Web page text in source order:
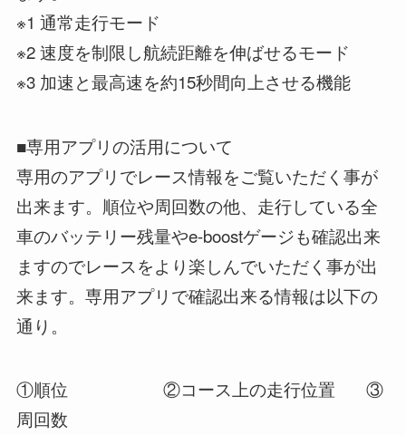
※1 通常走行モード
※2 速度を制限し航続距離を伸ばせるモード
※3 加速と最高速を約15秒間向上させる機能
■専用アプリの活用について
専用のアプリでレース情報をご覧いただく事が
出来ます。順位や周回数の他、走行している全
車のバッテリー残量やe-boostゲージも確認出来
ますのでレースをより楽しんでいただく事が出
来ます。専用アプリで確認出来る情報は以下の
通り。
①順位 ②コース上の走行位置 ③
周回数